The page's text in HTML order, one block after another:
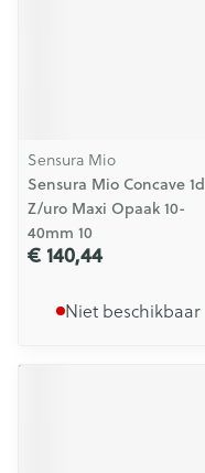
Sensura Mio
Sensura Mio Concave 1d
Z/uro Maxi Opaak 10-
40mm 10
€ 140,44
Niet beschikbaar